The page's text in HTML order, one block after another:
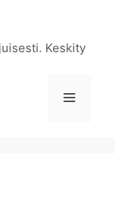
Keskity
Valikko